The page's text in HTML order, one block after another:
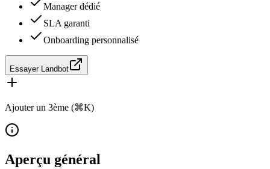
Manager dédié
SLA garanti
Onboarding personnalisé
Essayer Landbot
Ajouter un 3ème (⌘K)
Aperçu général